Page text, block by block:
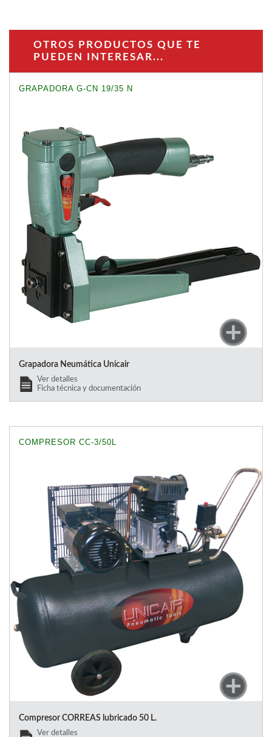
OTROS PRODUCTOS QUE TE
PUEDEN INTERESAR...
GRAPADORA G-CN 19/35 N
Grapadora Neumática Unicair
Ver detalles
Ficha técnica y documentación
COMPRESOR CC-3/50L
Compresor CORREAS lubricado 50 L.
Ver detalles